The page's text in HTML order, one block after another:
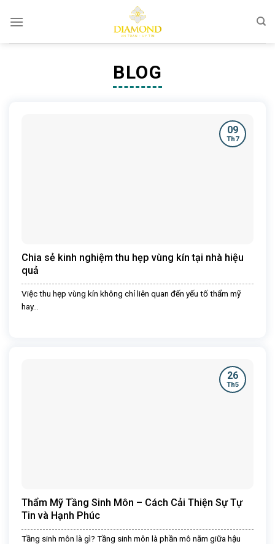
đến
BLOG
Chia sẻ kinh nghiệm thu hẹp vùng kín tại nhà hiệu
quả
Việc thu hẹp vùng kín không chỉ liên quan đến yếu tố thẩm mỹ
hay...
09
Th7
Thẩm Mỹ Tầng Sinh Môn – Cách Cải Thiện Sự Tự
Tin và Hạnh Phúc
Tầng sinh môn là gì? Tầng sinh môn là phần mô nằm giữa hậu
26
Th5